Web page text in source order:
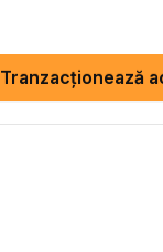
Tranzacționează